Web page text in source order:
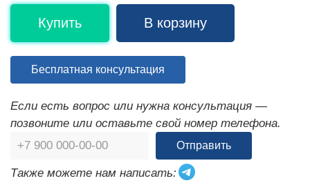
Купить В корзину
Бесплатная консультация
Если есть вопрос или нужна консультация —
позвоните или оставьте свой номер телефона.
Отправить
Также можете нам написать: